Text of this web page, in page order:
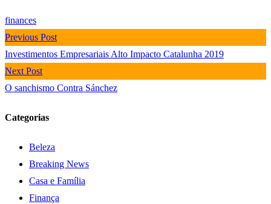
finances
Previous Post
Investimentos Empresariais Alto Impacto Catalunha 2019
Next Post
O sanchismo Contra Sánchez
Categorias
Beleza
Breaking News
Casa e Família
Finança